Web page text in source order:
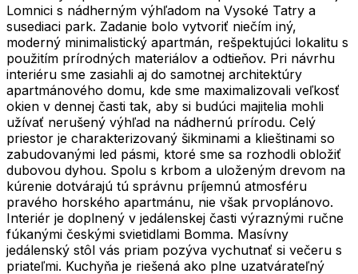
Lomnici s nádherným výhľadom na Vysoké Tatry a
susediaci park. Zadanie bolo vytvoriť niečím iný,
moderný minimalistický apartmán, rešpektujúci lokalitu s
použitím prírodných materiálov a odtieňov. Pri návrhu
interiéru sme zasiahli aj do samotnej architektúry
apartmánového domu, kde sme maximalizovali veľkosť
okien v dennej časti tak, aby si budúci majitelia mohli
užívať nerušený výhľad na nádhernú prírodu. Celý
priestor je charakterizovaný šikminami a klieštinami so
zabudovanými led pásmi, ktoré sme sa rozhodli obložiť
dubovou dyhou. Spolu s krbom a uloženým drevom na
kúrenie dotvárajú tú správnu príjemnú atmosféru
pravého horského apartmánu, nie však prvoplánovo.
Interiér je doplnený v jedálenskej časti výraznými ručne
fúkanými českými svietidlami Bomma. Masívny
jedálenský stôl vás priam pozýva vychutnať si večeru s
priateľmi. Kuchyňa je riešená ako plne uzatvárateľný